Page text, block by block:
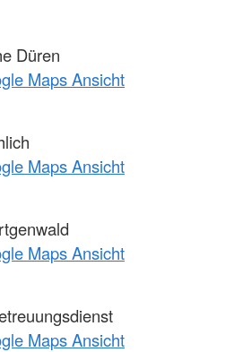
Düren
Maps Ansicht
Maps Ansicht
Maps Ansicht
Maps Ansicht